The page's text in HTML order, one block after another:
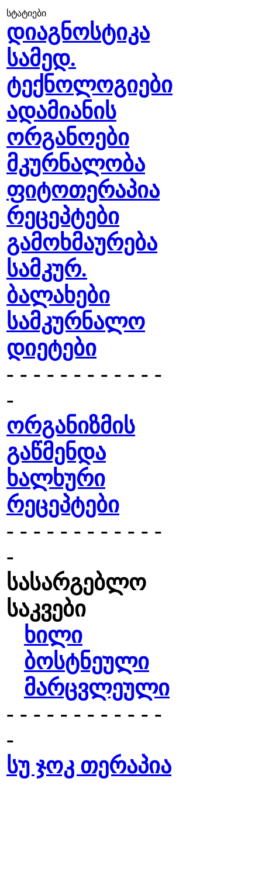
სტატიები
დიაგნოსტიკა
სამედ.
ტექნოლოგიები
ადამიანის
ორგანოები
მკურნალობა
ფიტოთერაპია
რეცეპტები
გამოხმაურება
სამკურ.
ბალახები
სამკურნალო
დიეტები
- - - - - - - - - - - -
-
ორგანიზმის
გაწმენდა
ხალხური
რეცეპტები
- - - - - - - - - - - -
-
სასარგებლო
საკვები
ხილი
ბოსტნეული
მარცვლეული
- - - - - - - - - - - -
-
სუ ჯოკ თერაპია